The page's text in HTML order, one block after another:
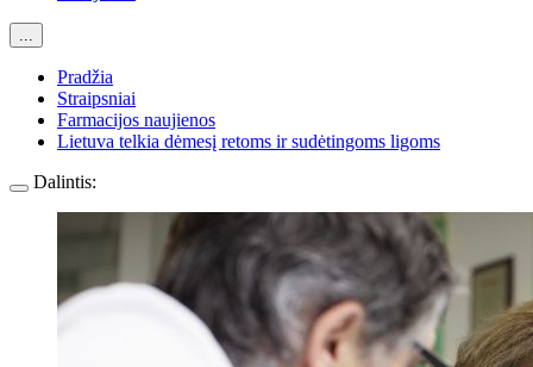
...
Pradžia
Straipsniai
Farmacijos naujienos
Lietuva telkia dėmesį retoms ir sudėtingoms ligoms
Dalintis: